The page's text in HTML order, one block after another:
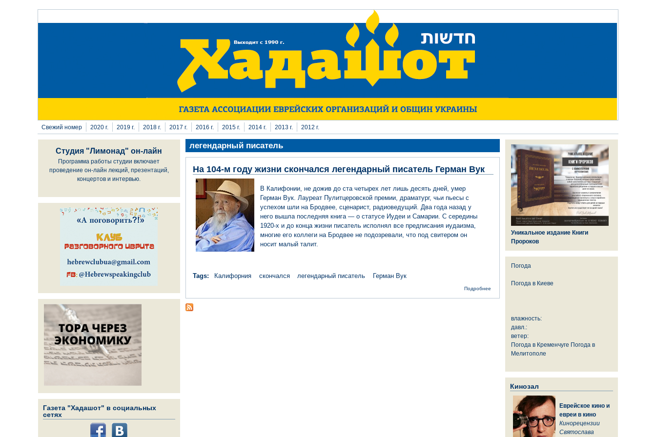
Перейти к основному содержанию
Свежий номер 2020 г. 2019 г. 2018 г. 2017 г. 2016 г. 2015 г. 2014 г. 2013 г. 2012 г.
Студия "Лимонад" он-лайн
Программа работы студии включает
проведение он-лайн лекций, презентаций,
концертов и интервью.
Газета "Хадашот" в социальных
сетях
легендарный писатель
На 104-м году жизни скончался легендарный писатель Герман Вук
В Калифонии, не дожив до ста четырех лет лишь десять дней, умер
Герман Вук. Лауреат Пулитцеровской премии, драматург, чьи пьесы с
успехом шли на Бродвее, сценарист, радиоведущий. Два года назад у
него вышла последняя книга — о статусе Иудеи и Самарии. С середины
1920-х и до конца жизни писатель исполнял все предписания иудаизма,
многие его коллеги на Бродвее не подозревали, что под свитером он
носит малый талит.
Tags: Калифорния скончался легендарный писатель Герман Вук
Подробнее
о На 104-м
Герман Вук
Уникальное издание Книги
Пророков
Погода
Погода в Киеве
влажность:
давл.:
ветер:
Погода в Кременчуге Погода в
Мелитополе
Кинозал
Еврейское кино и
евреи в кино
Кинорецензии
Святослава